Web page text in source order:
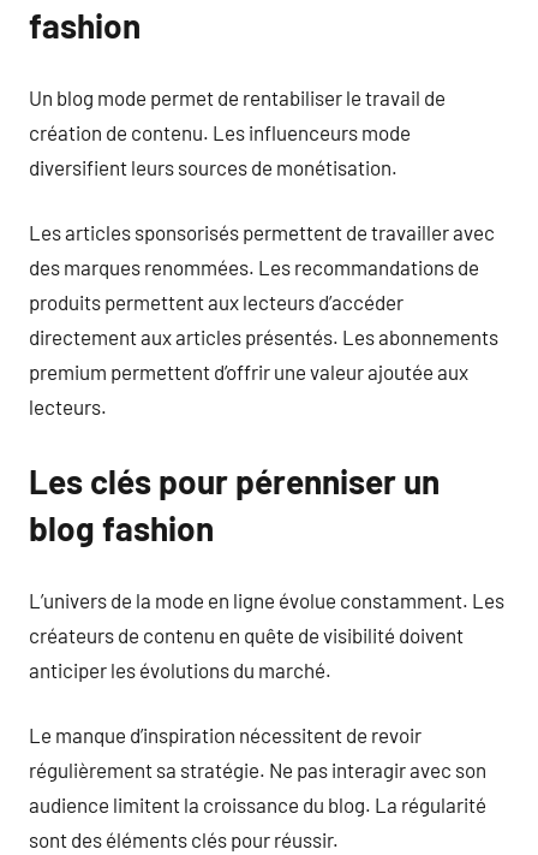
fashion
Un blog mode permet de rentabiliser le travail de
création de contenu. Les influenceurs mode
diversifient leurs sources de monétisation.
Les articles sponsorisés permettent de travailler avec
des marques renommées. Les recommandations de
produits permettent aux lecteurs d’accéder
directement aux articles présentés. Les abonnements
premium permettent d’offrir une valeur ajoutée aux
lecteurs.
Les clés pour pérenniser un
blog fashion
L’univers de la mode en ligne évolue constamment. Les
créateurs de contenu en quête de visibilité doivent
anticiper les évolutions du marché.
Le manque d’inspiration nécessitent de revoir
régulièrement sa stratégie. Ne pas interagir avec son
audience limitent la croissance du blog. La régularité
sont des éléments clés pour réussir.